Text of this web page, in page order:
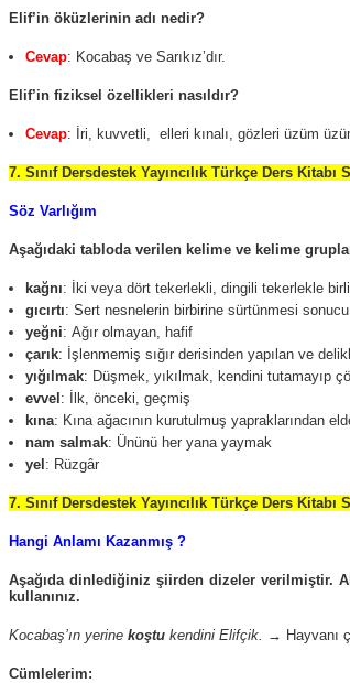
Elif’in öküzlerinin adı nedir?
Cevap: Kocabaş ve Sarıkız’dır.
Elif’in fiziksel özellikleri nasıldır?
Cevap: İri, kuvvetli, elleri kınalı, gözleri üzüm
7. Sınıf Dersdestek Yayıncılık Türkçe Ders Kitabı
Söz Varlığım
Aşağıdaki tabloda verilen kelime ve kelime
kağnı: İki veya dört tekerlekli, dingili tekerlekle
gıcırtı: Sert nesnelerin birbirine sürtünmesi sonucu
yeğni: Ağır olmayan, hafif
çarık: İşlenmemiş sığır derisinden yapılan ve
yığılmak: Düşmek, yıkılmak, kendini tutamayıp
evvel: İlk, önceki, geçmiş
kına: Kına ağacının kurutulmuş yapraklarından
nam salmak: Ününü her yana yaymak
yel: Rüzgâr
7. Sınıf Dersdestek Yayıncılık Türkçe Ders Kitabı
Hangi Anlamı Kazanmış ?
Aşağıda dinlediğiniz şiirden dizeler verilmiştir.
kullanınız.
Kocabaş’ın yerine koştu kendini Elifçik. → Hayvanı
Cümlelerim: